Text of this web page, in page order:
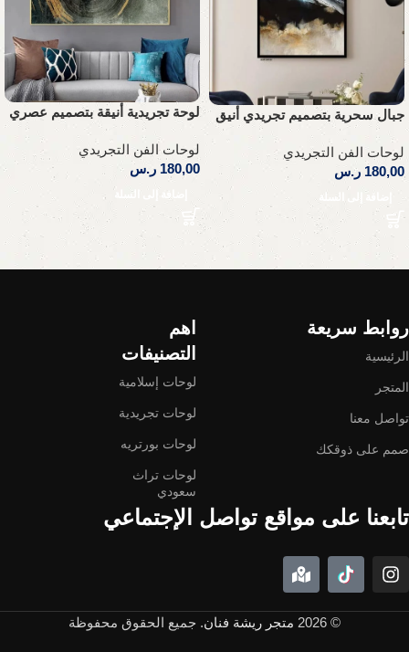
جبال سحرية بتصميم تجريدي أنيق
لوحات الفن التجريدي
180,00 ر.س
إضافة إلى السلة
لوحة تجريدية أنيقة بتصميم عصري
لوحات الفن التجريدي
180,00 ر.س
إضافة إلى السلة
Read More
روابط سريعة
الرئيسية
المتجر
تواصل معنا
صمم على ذوقكك
اهم
التصنيفات
لوحات إسلامية
لوحات تجريدية
لوحات بورتريه
لوحات تراث
سعودي
تابعنا على مواقع تواصل الإجتماعي
© 2026 متجر ريشة فنان. جميع الحقوق محفوظة